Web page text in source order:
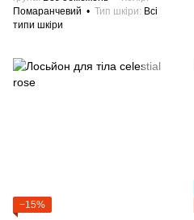
Помаранчевий
Тип шкіри
Всі
типи шкіри
−15%